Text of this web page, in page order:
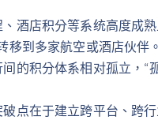
、酒店积分等系统高度成
移到多家航空或酒店伙伴。
的积分体系相对孤立，“
破点在于建立跨平台、跨